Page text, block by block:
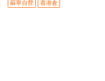
蘇寧自營 香港倉